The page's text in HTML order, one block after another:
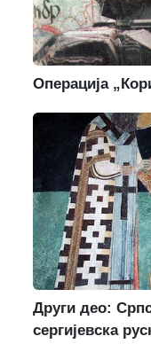
Операција
Други део:
сергијевска